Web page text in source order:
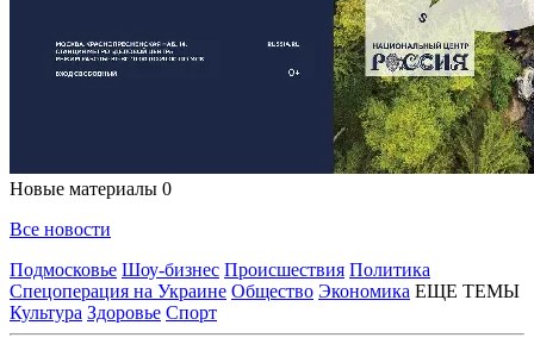
Новые материалы 0
Все новости
Подмосковье Шоу-бизнес Происшествия Политика
Спецоперация на Украине Общество Экономика ЕЩЕ ТЕМЫ
Культура Здоровье Спорт